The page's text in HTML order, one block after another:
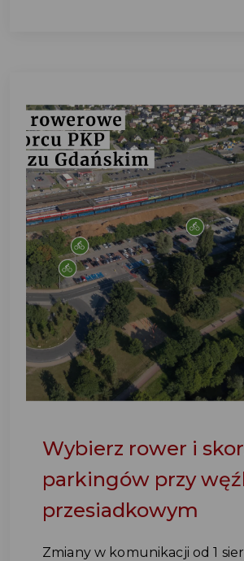
Wybierz rower i
parkingów przy
przesiadkowym
Zmiany w komunikacji od 1